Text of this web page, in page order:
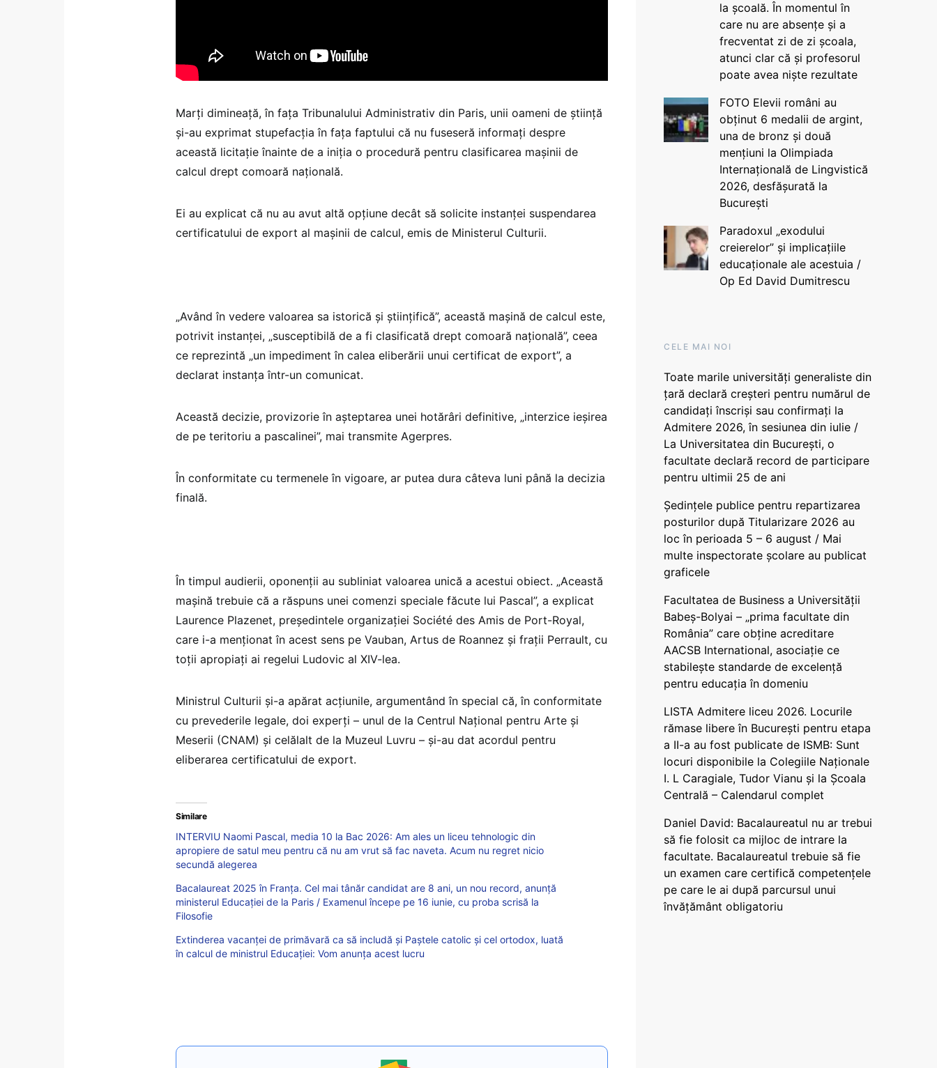
Marți dimineață, în fața Tribunalului Administrativ din Paris, unii oameni de știință
și-au exprimat stupefacția în fața faptului că nu fuseseră informați despre
această licitație înainte de a iniția o procedură pentru clasificarea mașinii de
calcul drept comoară națională.
Ei au explicat că nu au avut altă opțiune decât să solicite instanței suspendarea
certificatului de export al mașinii de calcul, emis de Ministerul Culturii.
„Având în vedere valoarea sa istorică și științifică”, această mașină de calcul este,
potrivit instanței, „susceptibilă de a fi clasificată drept comoară națională”, ceea
ce reprezintă „un impediment în calea eliberării unui certificat de export”, a
declarat instanța într-un comunicat.
Această decizie, provizorie în așteptarea unei hotărâri definitive, „interzice ieșirea
de pe teritoriu a pascalinei”, mai transmite Agerpres.
În conformitate cu termenele în vigoare, ar putea dura câteva luni până la decizia
finală.
În timpul audierii, oponenții au subliniat valoarea unică a acestui obiect. „Această
mașină trebuie că a răspuns unei comenzi speciale făcute lui Pascal”, a explicat
Laurence Plazenet, președintele organizației Société des Amis de Port-Royal,
care i-a menționat în acest sens pe Vauban, Artus de Roannez și frații Perrault, cu
toții apropiați ai regelui Ludovic al XIV-lea.
Ministrul Culturii și-a apărat acțiunile, argumentând în special că, în conformitate
cu prevederile legale, doi experți – unul de la Centrul Național pentru Arte și
Meserii (CNAM) și celălalt de la Muzeul Luvru – și-au dat acordul pentru
eliberarea certificatului de export.
Similare
INTERVIU Naomi Pascal, media 10 la Bac 2026: Am ales un liceu tehnologic din
apropiere de satul meu pentru că nu am vrut să fac naveta. Acum nu regret nicio
secundă alegerea
Bacalaureat 2025 în Franța. Cel mai tânăr candidat are 8 ani, un nou record, anunță
ministerul Educației de la Paris / Examenul începe pe 16 iunie, cu proba scrisă la
Filosofie
Extinderea vacanței de primăvară ca să includă și Paștele catolic și cel ortodox, luată
în calcul de ministrul Educației: Vom anunța acest lucru
la școală. În momentul în
care nu are absențe și a
frecventat zi de zi școala,
atunci clar că și profesorul
poate avea niște rezultate
FOTO Elevii români au
obținut 6 medalii de argint,
una de bronz și două
mențiuni la Olimpiada
Internațională de Lingvistică
2026, desfășurată la
București
Paradoxul „exodului
creierelor” și implicațiile
educaționale ale acestuia /
Op Ed David Dumitrescu
CELE MAI NOI
Toate marile universități generaliste din
țară declară creșteri pentru numărul de
candidați înscriși sau confirmați la
Admitere 2026, în sesiunea din iulie /
La Universitatea din București, o
facultate declară record de participare
pentru ultimii 25 de ani
Ședințele publice pentru repartizarea
posturilor după Titularizare 2026 au
loc în perioada 5 – 6 august / Mai
multe inspectorate școlare au publicat
graficele
Facultatea de Business a Universității
Babeș-Bolyai – „prima facultate din
România” care obține acreditare
AACSB International, asociație ce
stabilește standarde de excelență
pentru educația în domeniu
LISTA Admitere liceu 2026. Locurile
rămase libere în București pentru etapa
a II-a au fost publicate de ISMB: Sunt
locuri disponibile la Colegiile Naționale
I. L Caragiale, Tudor Vianu și la Școala
Centrală – Calendarul complet
Daniel David: Bacalaureatul nu ar trebui
să fie folosit ca mijloc de intrare la
facultate. Bacalaureatul trebuie să fie
un examen care certifică competențele
pe care le ai după parcursul unui
învățământ obligatoriu